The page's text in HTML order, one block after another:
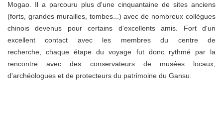
Mogao. Il a parcouru plus d'une cinquantaine de sites anciens
(forts, grandes murailles, tombes...) avec de nombreux collègues
chinois devenus pour certains d'excellents amis. Fort d'un
excellent contact avec les membres du centre de
recherche, chaque étape du voyage fut donc rythmé par la
rencontre avec des conservateurs de musées locaux,
d'archéologues et de protecteurs du patrimoine du Gansu.